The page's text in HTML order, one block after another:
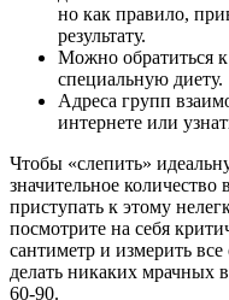
но как правило,
результату.
Можно обратиться
специальную диету.
Адреса групп
интернете или
Чтобы «слепить»
значительное
приступать к этому
посмотрите на себя
сантиметр и измерить
делать никаких мрачных
60-90.